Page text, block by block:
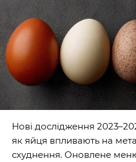
Нові дослідження
як яйця впливають на
схуднення. Оновлене меню